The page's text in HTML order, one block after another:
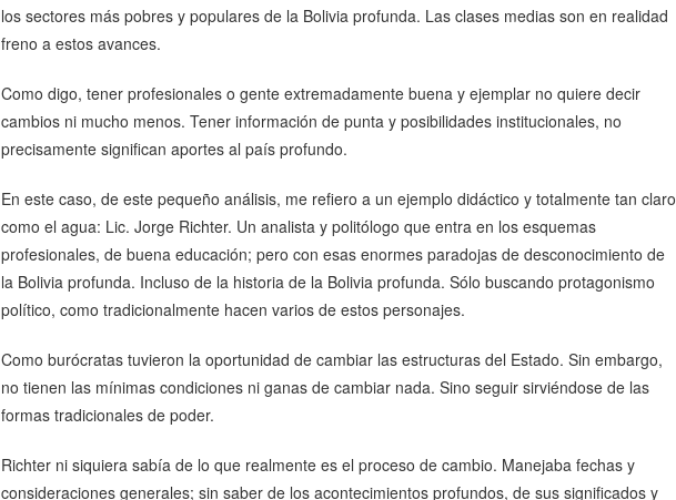
los sectores más pobres y populares de la Bolivia profunda. Las clases medias son en realidad
freno a estos avances.
Como digo, tener profesionales o gente extremadamente buena y ejemplar no quiere decir
cambios ni mucho menos. Tener información de punta y posibilidades institucionales, no
precisamente significan aportes al país profundo.
En este caso, de este pequeño análisis, me refiero a un ejemplo didáctico y totalmente tan claro
como el agua: Lic. Jorge Richter. Un analista y politólogo que entra en los esquemas
profesionales, de buena educación; pero con esas enormes paradojas de desconocimiento de
la Bolivia profunda. Incluso de la historia de la Bolivia profunda. Sólo buscando protagonismo
político, como tradicionalmente hacen varios de estos personajes.
Como burócratas tuvieron la oportunidad de cambiar las estructuras del Estado. Sin embargo,
no tienen las mínimas condiciones ni ganas de cambiar nada. Sino seguir sirviéndose de las
formas tradicionales de poder.
Richter ni siquiera sabía de lo que realmente es el proceso de cambio. Manejaba fechas y
consideraciones generales; sin saber de los acontecimientos profundos, de sus significados y